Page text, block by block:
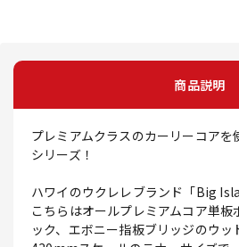
商品説明
プレミアムクラスのカーリーコアを
シリーズ！
ハワイのウクレレブランド「Big
こちらはオールプレミアムコア単板
ック、エボニー指板ブリッジのウッ